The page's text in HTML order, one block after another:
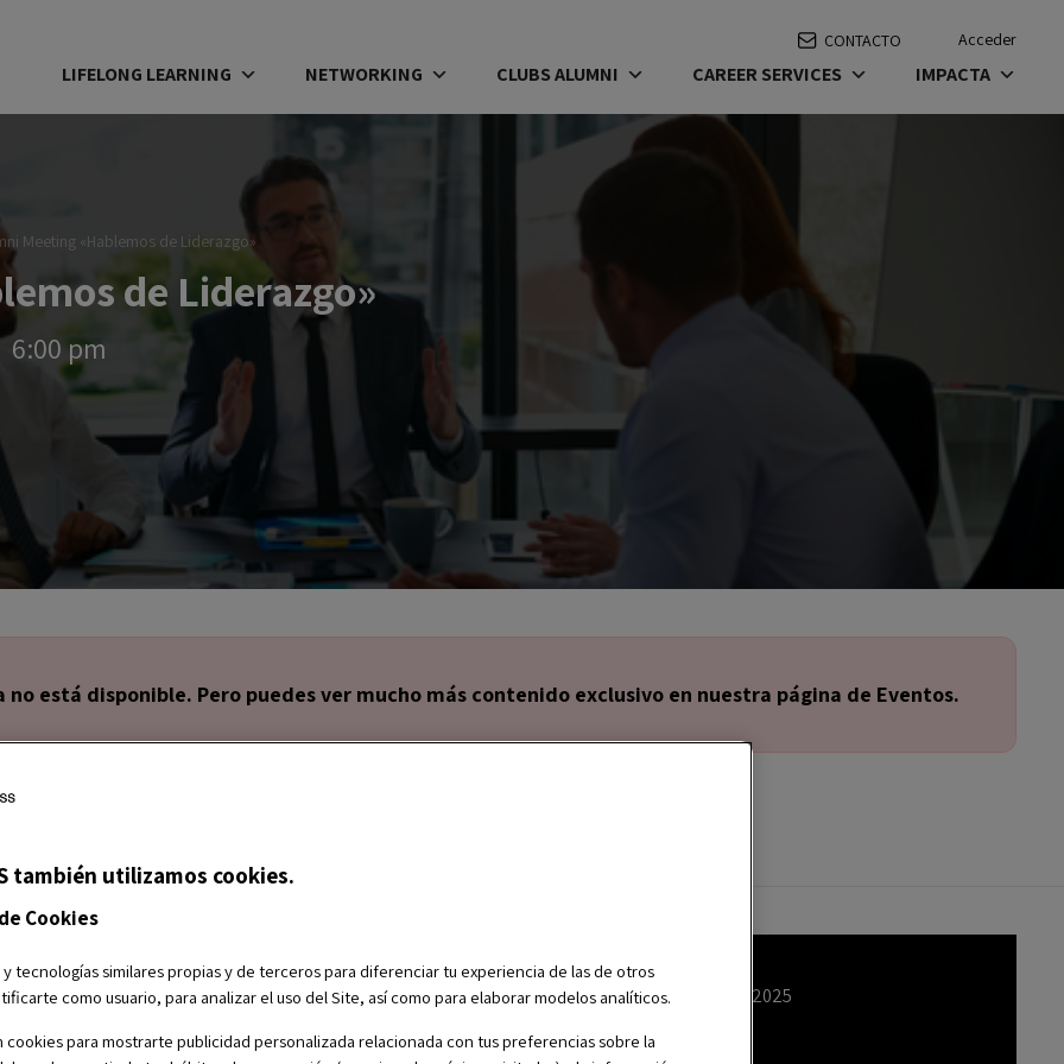
CONTACTO Acceder
LIFELONG LEARNING NETWORKING CLUBS ALUMNI CAREER SERVICES IMPACTA
Meeting «Hablemos de Liderazgo»
de Liderazgo»
6:00 pm
está disponible. Pero puedes ver mucho más contenido exclusivo en nuestra página de Eventos.
ser un líder, cómo desarrollar un
inspiran y guían a otros. Acompáñanos en
Leader - Growth & Experience en Baker
jueves, 27 marzo 2025
6:00 pm CEST
también utilizamos cookies.
Cookies
tecnologías similares propias y de terceros para diferenciar tu experiencia de las de otros
como usuario, para analizar el uso del Site, así como para elaborar modelos analíticos.
cookies para mostrarte publicidad personalizada relacionada con tus preferencias sobre la